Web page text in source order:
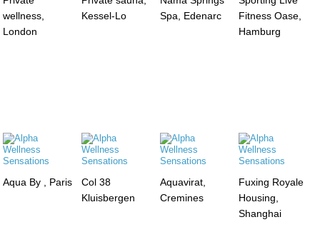
wellness,
London
Kessel-Lo
Spa, Edenarc
Fitness Oase,
Hamburg
Aqua By , Paris
Col 38
Kluisbergen
Aquavirat,
Cremines
Fuxing Royale
Housing,
Shanghai